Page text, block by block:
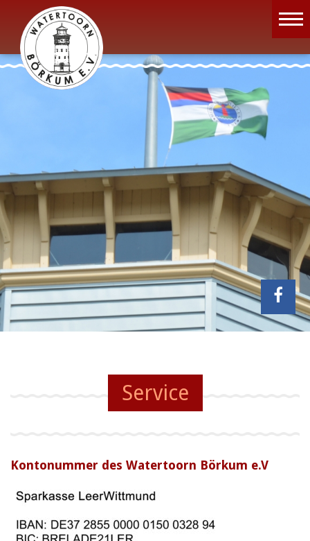
Wassermuseum
Öffnungszeiten
Wissenswertes
Geschichte
Projekte
Service
Kontonummer des Watertoorn Börkum e.V